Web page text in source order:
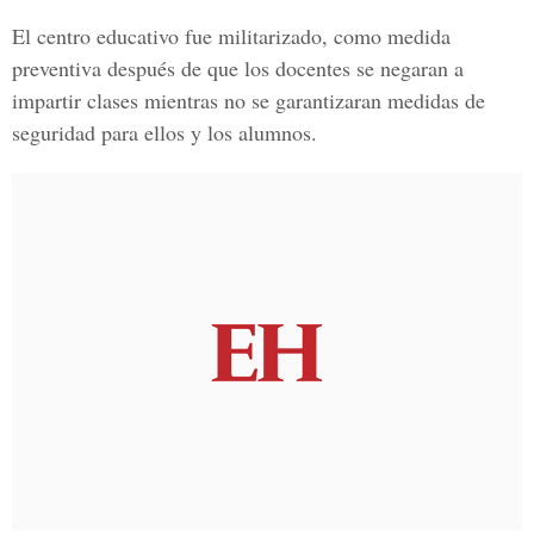
El centro educativo fue militarizado, como medida
preventiva después de que los docentes se negaran a
impartir clases mientras no se garantizaran medidas de
seguridad para ellos y los alumnos.